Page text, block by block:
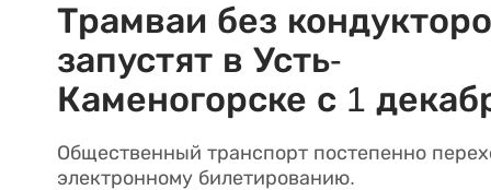
Трамваи без
запустят в Усть-
Каменогорске с 1
Общественный транспорт постепенно
электронному билетированию.